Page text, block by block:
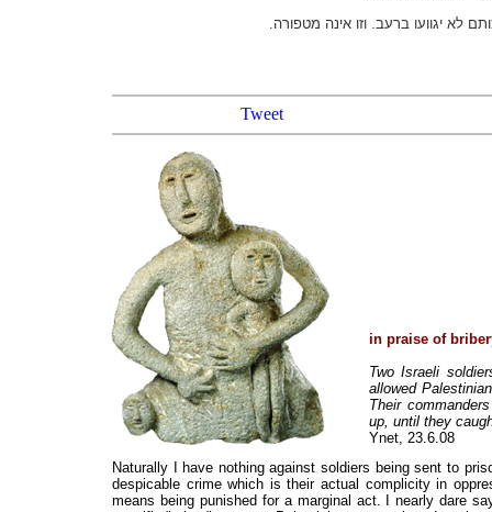
לא יגוועו ברעב. וזו אינה מטפורה.
Tweet
in praise of
Two Israeli
allowed
Their
up, until they
Ynet, 23.6.08
Naturally I have nothing against soldiers being sent to
despicable crime which is their actual complicity in
means being punished for a marginal act. I nearly dare